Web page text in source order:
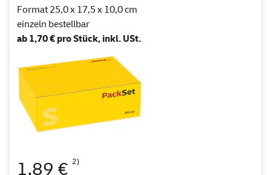
Format 25,0 x 17,5 x 10,0 cm
einzeln bestellbar
ab 1,70 € pro Stück, inkl. USt.
1,89 € 2)